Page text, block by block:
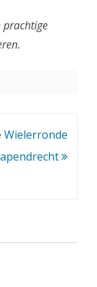
Wielerronde